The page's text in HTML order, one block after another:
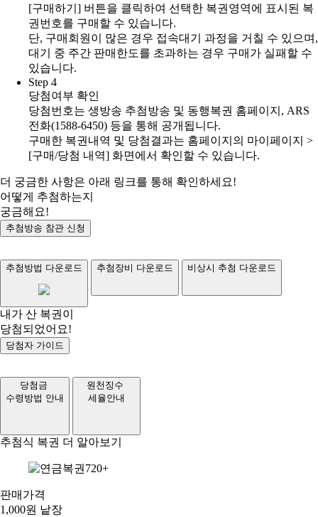
[구매하기] 버튼을 클릭하여 선택한 복권영역에 표시된 복
권번호를 구매할 수 있습니다.
단, 구매회원이 많은 경우 접속대기 과정을 거칠 수 있으며,
대기 중 주간 판매한도를 초과하는 경우 구매가 실패할 수
있습니다.
Step 4
당첨여부 확인
당첨번호는 생방송 추첨방송 및 동행복권 홈페이지, ARS
전화(1588-6450) 등을 통해 공개됩니다.
구매한 복권내역 및 당첨결과는 홈페이지의 마이페이지 >
[구매/당첨 내역] 화면에서 확인할 수 있습니다.
더 궁금한 사항은 아래 링크를 통해 확인하세요!
어떻게 추첨하는지
궁금해요!
추첨방송 참관 신청
추첨방법 다운로드 추첨장비 다운로드 비상시 추첨 다운로드
내가 산 복권이
당첨되었어요!
당첨자 가이드
당첨금
수령방법 안내
원천징수
세율안내
추첨식 복권 더 알아보기
판매가격
1,000원 낱장